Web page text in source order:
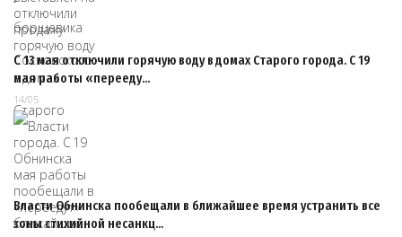
С 13 мая отключили горячую воду в домах Старого города. С 19
мая работы «перееду…
14/05
Власти Обнинска пообещали в ближайшее время устранить все
зоны стихийной несанкц…